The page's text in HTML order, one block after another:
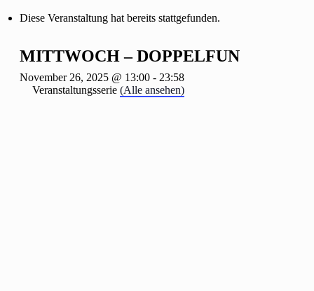
Diese Veranstaltung hat bereits stattgefunden.
MITTWOCH – DOPPELFUN
November 26, 2025 @ 13:00 - 23:58
Veranstaltungsserie (Alle ansehen)